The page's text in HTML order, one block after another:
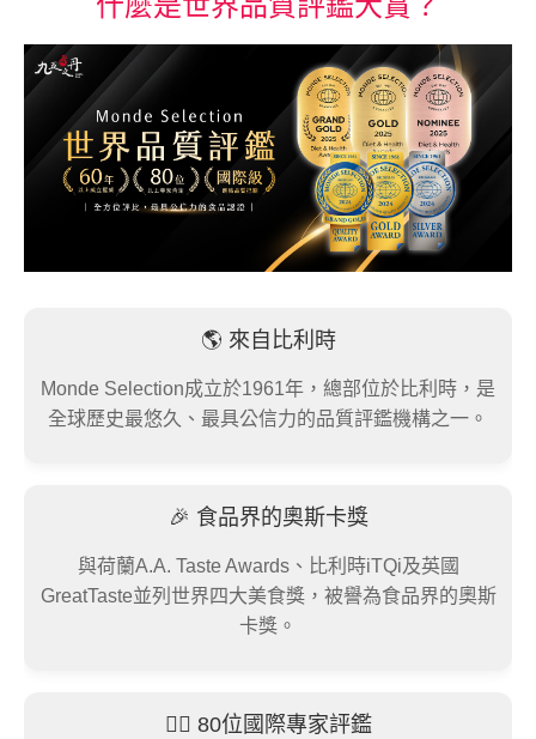
🌎 來自比利時
Monde Selection成立於1961年，總部位於比利時，是
全球歷史最悠久、最具公信力的品質評鑑機構之一。
🎉 食品界的奧斯卡獎
與荷蘭A.A. Taste Awards、比利時iTQi及英國
GreatTaste並列世界四大美食獎，被譽為食品界的奧斯
卡獎。
👨‍⚖️ 80位國際專家評鑑